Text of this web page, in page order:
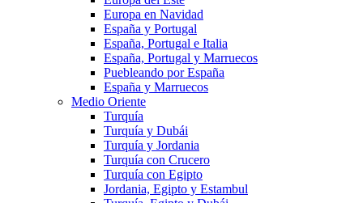
Europa en Navidad
España y Portugal
España, Portugal e Italia
España, Portugal y Marruecos
Puebleando por España
España y Marruecos
Medio Oriente
Turquía
Turquía y Dubái
Turquía y Jordania
Turquía con Crucero
Turquía con Egipto
Jordania, Egipto y Estambul